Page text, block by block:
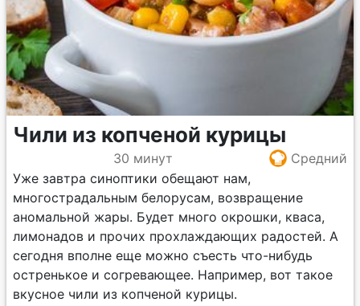
Чили из копченой курицы
30 минут
Средний
Уже завтра синоптики обещают нам,
многострадальным белорусам, возвращение
аномальной жары. Будет много окрошки, кваса,
лимонадов и прочих прохлаждающих радостей. А
сегодня вполне еще можно съесть что-нибудь
остренькое и согревающее. Например, вот такое
вкусное чили из копченой курицы.